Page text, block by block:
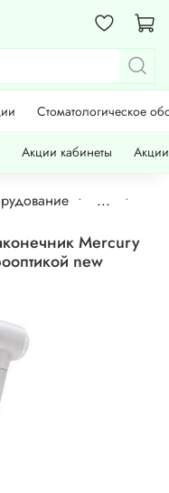
Стоматологическое
Акции кабинеты
...
Mercury
new